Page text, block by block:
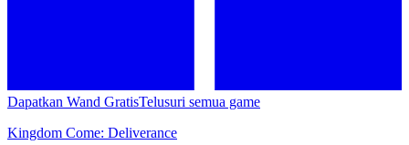
Dapatkan Wand GratisTelusuri semua game
Kingdom Come: Deliverance